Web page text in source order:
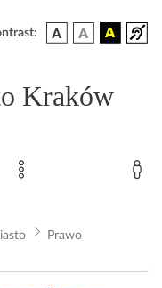
Kraków
Prawo